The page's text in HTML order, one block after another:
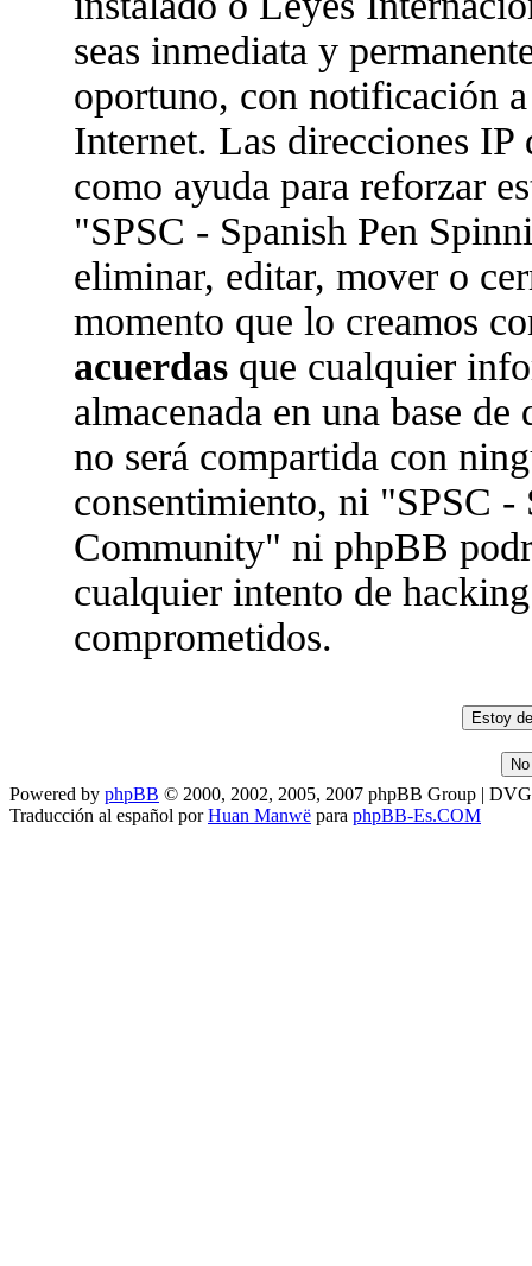
seas inmediata y
oportuno, con notificación
Internet. Las direcciones IP
como ayuda para reforzar
"SPSC - Spanish Pen
eliminar, editar, mover o
momento que lo creamos
acuerdas que cualquier
almacenada en una base
no será compartida con
consentimiento, ni "SPSC -
Community" ni phpBB
cualquier intento de
comprometidos.
Powered by phpBB © 2000, 2002, 2005, 2007 phpBB Group |
Traducción al español porHuan Manwë para phpBB-Es.COM